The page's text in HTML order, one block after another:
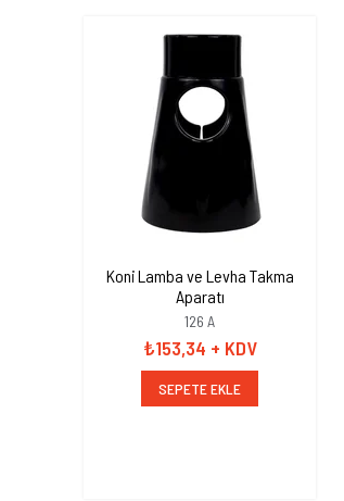
Koni Lamba ve Levha Takma
Aparatı
126 A
₺153,34 + KDV
SEPETE EKLE